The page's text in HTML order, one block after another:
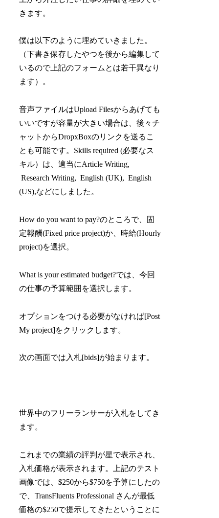
きます。
僕は以下のように埋めていきました。
（下書き保存したやつを後から編集して
いるので上記のフォームとは若干異なり
ます）。
音声ファイルはUpload Filesからあげても
いいですが容量が大きい場合は、後々チ
ャットからDropxBoxのリンクを送るこ
とも可能です。Skills required (必要なス
キル）は、適当にArticle Writing,
Research Writing, English (UK), English
(US),などにしました。
How do you want to pay?のところで、固
定報酬(Fixed price project)か、時給(Hourly
project)を選択。
What is your estimated budget?では、今回
の仕事の予算範囲を選択します。
オプションをつける必要がなければ[Post
My project]をクリックします。
次の画面では入札[bids]が始まります。
世界中のフリーランサーが入札をしてき
ます。
これまでの業績の評判が星で表示され、
入札価格が表示されます。上記のテスト
画像では、$250から$750を予算にしたの
で、TransFluents Professional さんが最低
価格の$250で提示してきたということに